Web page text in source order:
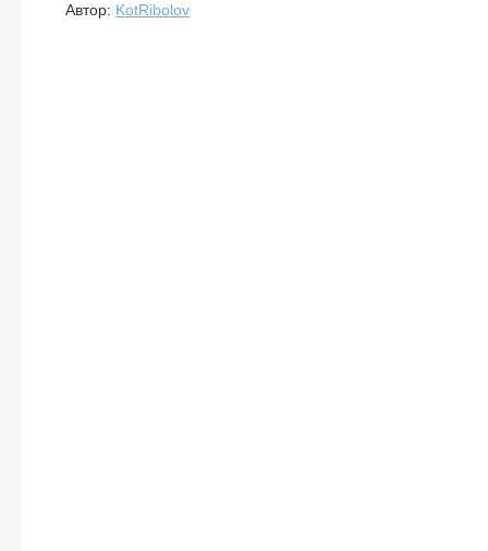
Автор: KotRibolov